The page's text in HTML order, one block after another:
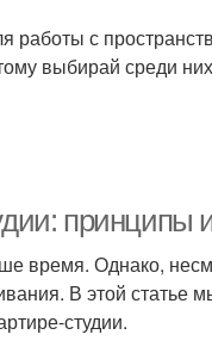
с
выбирай среди
время. Однако,
В этой статье
студии.